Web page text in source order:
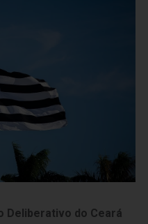
Deliberativo do Ceará